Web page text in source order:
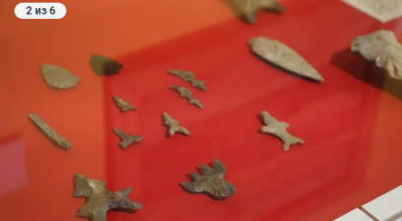
2 из 6